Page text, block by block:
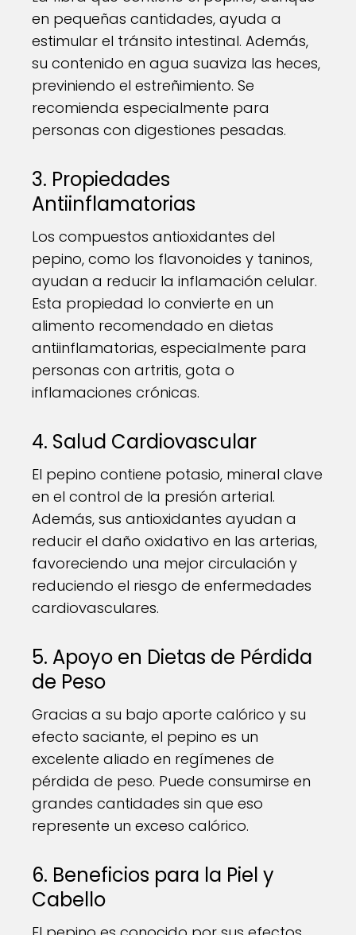
en pequeñas cantidades, ayuda a
estimular el tránsito intestinal. Además,
su contenido en agua suaviza las heces,
previniendo el estreñimiento. Se
recomienda especialmente para
personas con digestiones pesadas.
3. Propiedades
Antiinflamatorias
Los compuestos antioxidantes del
pepino, como los flavonoides y taninos,
ayudan a reducir la inflamación celular.
Esta propiedad lo convierte en un
alimento recomendado en dietas
antiinflamatorias, especialmente para
personas con artritis, gota o
inflamaciones crónicas.
4. Salud Cardiovascular
El pepino contiene potasio, mineral clave
en el control de la presión arterial.
Además, sus antioxidantes ayudan a
reducir el daño oxidativo en las arterias,
favoreciendo una mejor circulación y
reduciendo el riesgo de enfermedades
cardiovasculares.
5. Apoyo en Dietas de Pérdida
de Peso
Gracias a su bajo aporte calórico y su
efecto saciante, el pepino es un
excelente aliado en regímenes de
pérdida de peso. Puede consumirse en
grandes cantidades sin que eso
represente un exceso calórico.
6. Beneficios para la Piel y
Cabello